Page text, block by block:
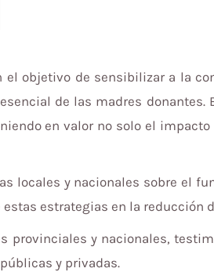
el objetivo de sensibilizar a la
de las madres
en valor no solo el
locales y nacionales sobre el
estrategias en la reducción
provinciales y nacionales,
y privadas.